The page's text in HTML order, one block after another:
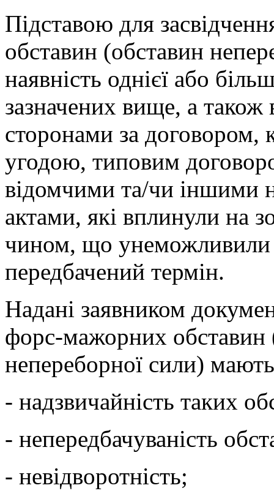
Підставою для
обставин (обставин
наявність однієї або
зазначених вище, а також
сторонами за договором,
угодою, типовим
відомчими та/чи іншими
актами, які вплинули на
чином, що унеможливили
передбачений термін.
Надані заявником
форс-мажорних обставин
непереборної сили)
- надзвичайність таких
- непередбачуваність
- невідворотність;